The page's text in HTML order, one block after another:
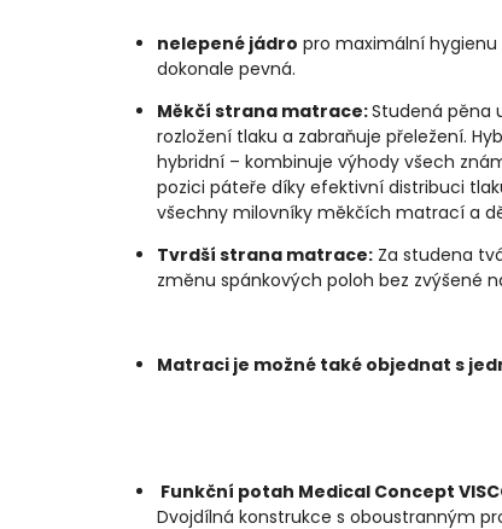
nelepené jádro pro maximální
dokonale pevná.
Měkčí strana matrace:Studená pěna
rozložení tlaku a zabraňuje přeležení.
hybridní – kombinuje výhody všech
pozici páteře díky efektivní distribuci
všechny milovníky měkčích matrací a
Tvrdší strana matrace: Za studena
změnu spánkových poloh bez zvýšené
Matraci je možné také objednat s
Funkční potah Medical Concept
Dvojdílná konstrukce s oboustranným